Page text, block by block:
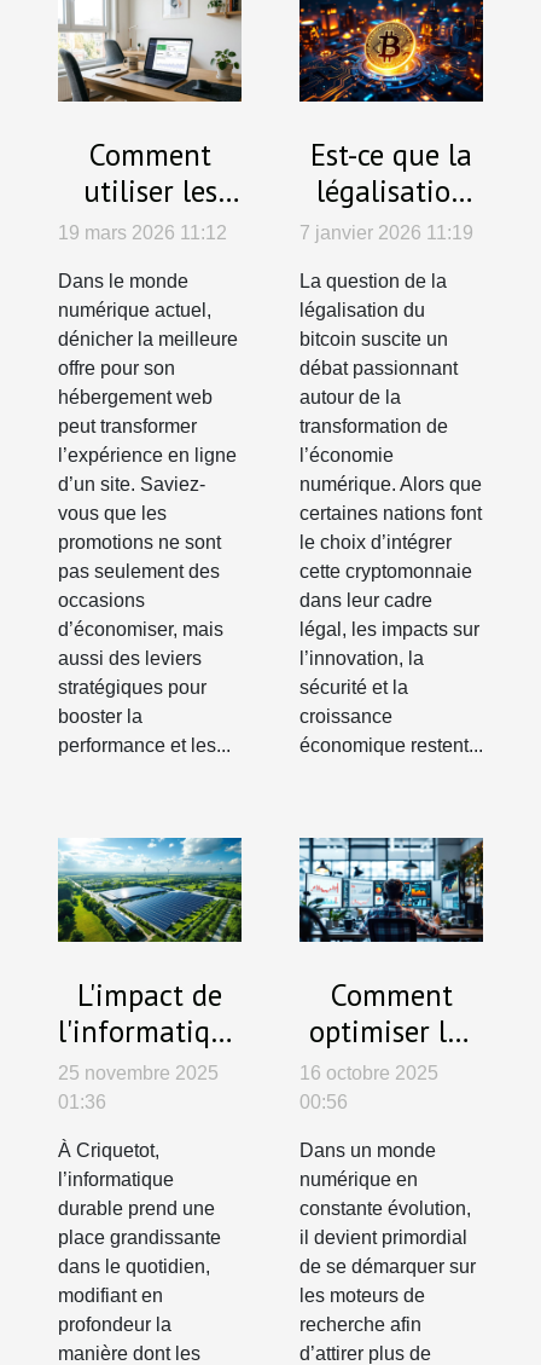
Comment
utiliser les
promotions
pour
optimiser
votre
hébergement
web ?
19 mars 2026 11:12
Dans le monde
numérique actuel,
dénicher la meilleure
offre pour son
hébergement web
peut transformer
l’expérience en ligne
d’un site. Saviez-
vous que les
promotions ne sont
pas seulement des
occasions
d’économiser, mais
aussi des leviers
stratégiques pour
booster la
performance et les...
Est-ce que la
légalisation
du bitcoin
stimule
l'économie
numérique ?
7 janvier 2026 11:19
La question de la
légalisation du
bitcoin suscite un
débat passionnant
autour de la
transformation de
l’économie
numérique. Alors que
certaines nations font
le choix d’intégrer
cette cryptomonnaie
dans leur cadre
légal, les impacts sur
l’innovation, la
sécurité et la
croissance
économique restent...
L'impact de
l'informatique
durable à
Criquetot
25 novembre 2025
01:36
À Criquetot,
l’informatique
durable prend une
place grandissante
dans le quotidien,
modifiant en
profondeur la
manière dont les
Comment
optimiser les
stratégies
SEO pour
augmenter la
visibilité en
ligne ?
16 octobre 2025
00:56
Dans un monde
numérique en
constante évolution,
il devient primordial
de se démarquer sur
les moteurs de
recherche afin
d’attirer plus de